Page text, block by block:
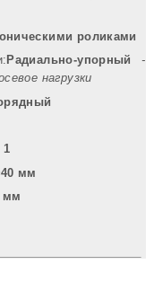
роликами
Радиально-упорный
-
нагрузки
1
мм
мм